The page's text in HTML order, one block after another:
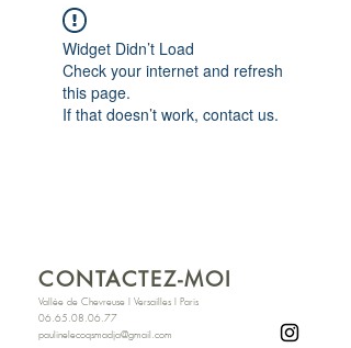
Widget Didn’t Load
Check your internet and refresh
this page.
If that doesn’t work, contact us.
CONTACTEZ-MOI
Vallée de Chevreuse I Versailles I Paris
06.65.08.06.77
paulinelecoqsmadja@gmail.com